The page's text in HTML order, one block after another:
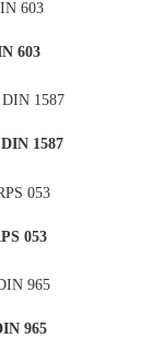
603
1587
053
965